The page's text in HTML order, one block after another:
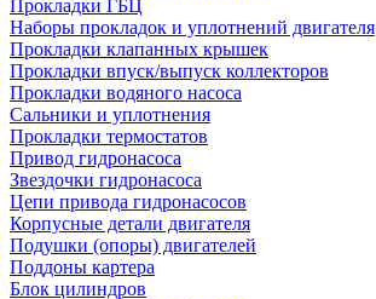
Прокладки ГБЦ
Наборы прокладок и уплотнений двигателя
Прокладки клапанных крышек
Прокладки впуск/выпуск коллекторов
Прокладки водяного насоса
Сальники и уплотнения
Прокладки термостатов
Привод гидронасоса
Звездочки гидронасоса
Цепи привода гидронасосов
Корпусные детали двигателя
Подушки (опоры) двигателей
Поддоны картера
Блок цилиндров